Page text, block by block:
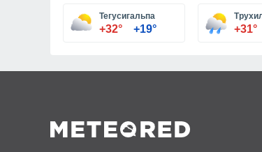
Тегусигальпа
+32° +19° +31°